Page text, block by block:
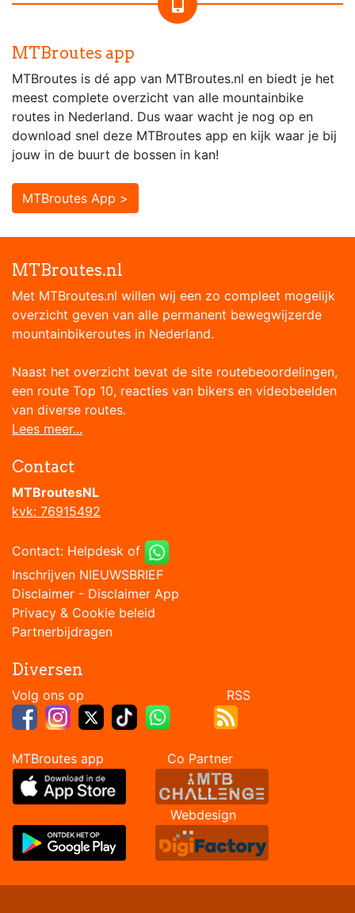
MTBroutes app
MTBroutes is dé app van MTBroutes.nl en biedt je het
meest complete overzicht van alle mountainbike
routes in Nederland. Dus waar wacht je nog op en
download snel deze MTBroutes app en kijk waar je bij
jouw in de buurt de bossen in kan!
MTBroutes App >
MTBroutes.nl
Met MTBroutes.nl willen wij een zo compleet mogelijk
overzicht geven van alle permanent bewegwijzerde
mountainbikeroutes in Nederland.
Naast het overzicht bevat de site routebeoordelingen,
een route Top 10, reacties van bikers en videobeelden
van diverse routes.
Lees meer...
Contact
MTBroutesNL
kvk: 76915492
Contact: Helpdesk of
Inschrijven NIEUWSBRIEF
Disclaimer - Disclaimer App
Privacy & Cookie beleid
Partnerbijdragen
Diversen
Volg ons op RSS
MTBroutes app Co Partner
Webdesign